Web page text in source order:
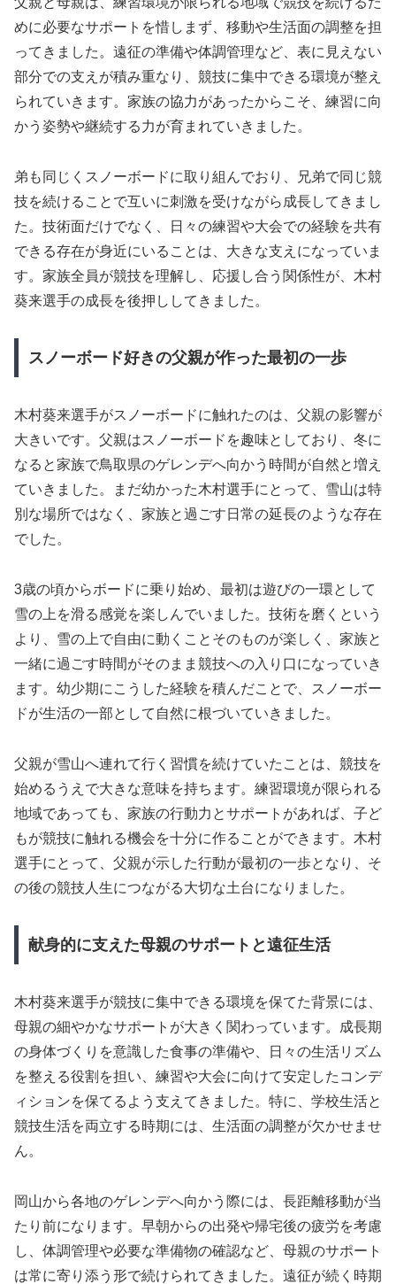
めに必要なサポートを惜しまず、移動や生活面の調整を担
ってきました。遠征の準備や体調管理など、表に見えない
部分での支えが積み重なり、競技に集中できる環境が整え
られていきます。家族の協力があったからこそ、練習に向
かう姿勢や継続する力が育まれていきました。
弟も同じくスノーボードに取り組んでおり、兄弟で同じ競
技を続けることで互いに刺激を受けながら成長してきまし
た。技術面だけでなく、日々の練習や大会での経験を共有
できる存在が身近にいることは、大きな支えになっていま
す。家族全員が競技を理解し、応援し合う関係性が、木村
葵来選手の成長を後押ししてきました。
スノーボード好きの父親が作った最初の一歩
木村葵来選手がスノーボードに触れたのは、父親の影響が
大きいです。父親はスノーボードを趣味としており、冬に
なると家族で鳥取県のゲレンデへ向かう時間が自然と増え
ていきました。まだ幼かった木村選手にとって、雪山は特
別な場所ではなく、家族と過ごす日常の延長のような存在
でした。
3歳の頃からボードに乗り始め、最初は遊びの一環として
雪の上を滑る感覚を楽しんでいました。技術を磨くという
より、雪の上で自由に動くことそのものが楽しく、家族と
一緒に過ごす時間がそのまま競技への入り口になっていき
ます。幼少期にこうした経験を積んだことで、スノーボー
ドが生活の一部として自然に根づいていきました。
父親が雪山へ連れて行く習慣を続けていたことは、競技を
始めるうえで大きな意味を持ちます。練習環境が限られる
地域であっても、家族の行動力とサポートがあれば、子ど
もが競技に触れる機会を十分に作ることができます。木村
選手にとって、父親が示した行動が最初の一歩となり、そ
の後の競技人生につながる大切な土台になりました。
献身的に支えた母親のサポートと遠征生活
木村葵来選手が競技に集中できる環境を保てた背景には、
母親の細やかなサポートが大きく関わっています。成長期
の身体づくりを意識した食事の準備や、日々の生活リズム
を整える役割を担い、練習や大会に向けて安定したコンデ
ィションを保てるよう支えてきました。特に、学校生活と
競技生活を両立する時期には、生活面の調整が欠かせませ
ん。
岡山から各地のゲレンデへ向かう際には、長距離移動が当
たり前になります。早朝からの出発や帰宅後の疲労を考慮
し、体調管理や必要な準備物の確認など、母親のサポート
は常に寄り添う形で続けられてきました。遠征が続く時期